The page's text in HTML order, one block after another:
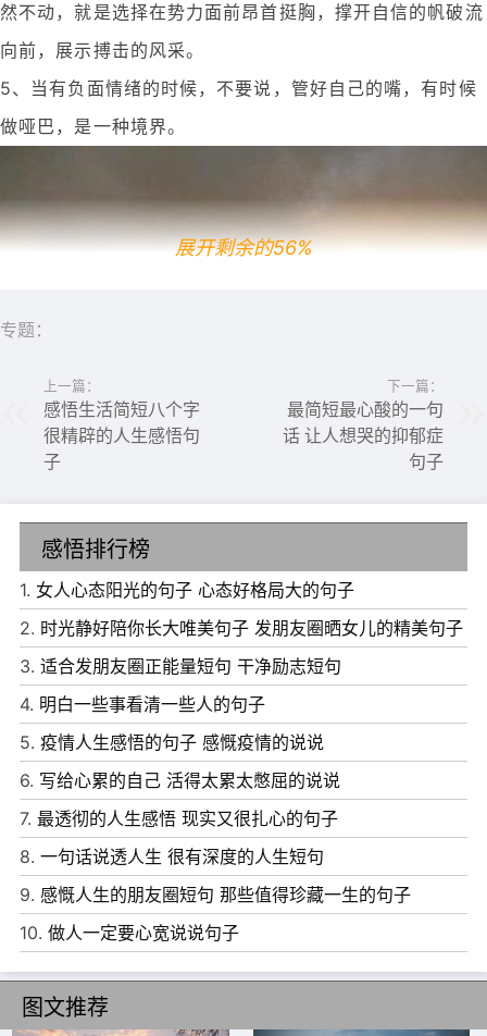
然不动，就是选择在势力面前昂首挺胸，撑开自信的帆破流
向前，展示搏击的风采。
5、当有负面情绪的时候，不要说，管好自己的嘴，有时候
做哑巴，是一种境界。
表达伤害的时候，却又如此锋利。
7、努力是一种生活态度，与年龄无关。所以，无论什么时
候，千万不可放纵自己，给自己找懒散和拖延的借口，对自
己严格一点儿，时间长了，努力便成为一种心理习惯，一种
生活方式!
8、总是很喜欢向日葵，总是会觉得它是世界上最美丽的花
朵，从来也是没有悲伤，也分外地坚强，所以恪守着这样的
一个信念。每一天都能是全新的，微笑地去朝向太阳。希望
我们都是这样。
9、人要认识发现自己，而在孤独沉思时，是比较容易认识
发现自己的。
10、或许，他从来没有你想象中的那么爱你。习惯不是喜
欢，依赖不是爱，早该多一点自知之明，少一点自作多情，
分开也罢，各自安好。
展开剩余的56%
专题：
上一篇：
感悟生活简短八个字
很精辟的人生感悟句
子
下一篇：
最简短最心酸的一句
话 让人想哭的抑郁症
句子
感悟排行榜
1. 女人心态阳光的句子 心态好格局大的句子
2. 时光静好陪你长大唯美句子 发朋友圈晒女儿的精美句子
3. 适合发朋友圈正能量短句 干净励志短句
4. 明白一些事看清一些人的句子
5. 疫情人生感悟的句子 感慨疫情的说说
6. 写给心累的自己 活得太累太憋屈的说说
7. 最透彻的人生感悟 现实又很扎心的句子
8. 一句话说透人生 很有深度的人生短句
9. 感慨人生的朋友圈短句 那些值得珍藏一生的句子
10. 做人一定要心宽说说句子
图文推荐